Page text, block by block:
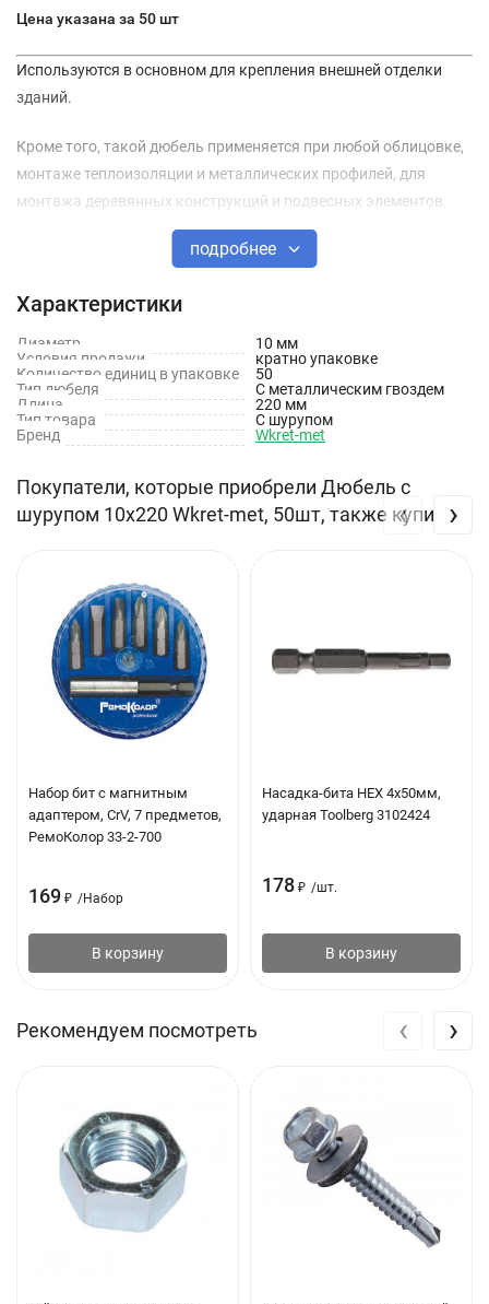
Цена указана за 50 шт
Используются в основном для крепления внешней отделки
зданий.
Кроме того, такой дюбель применяется при любой облицовке,
монтаже теплоизоляции и металлических профилей, для
монтажа деревянных конструкций и подвесных элементов.
Может использоваться для таких оснований, как камень,
кирпич. Широкие края не позволяют влаге проникать в
Широкая головка отлично подходит для тех видов работ, при
которых необходима фиксация материала с плотным
прижатием к основанию.
Технические характеристики
Тип товара: Дюбель с шурупом
пустотелый кирпич
Длина: 220 мм
Диаметр: 10 мм
подробнее
Характеристики
Диаметр
10 мм
Условия продажи
кратно упаковке
Количество единиц в упаковке
50
Тип дюбеля
С металлическим гвоздем
Длина
220 мм
Тип товара
С шурупом
Бренд
Wkret-met
Покупатели, которые приобрели Дюбель с
шурупом 10х220 Wkret-met, 50шт, также купили
Набор бит с магнитным
адаптером, CrV, 7 предметов,
РемоКолор 33-2-700
169 ₽ /Набор
В корзину
Насадка-бита HEX 4х50мм,
ударная Toolberg 3102424
178 ₽ /шт.
В корзину
‹ ›
Рекомендуем посмотреть ‹ ›